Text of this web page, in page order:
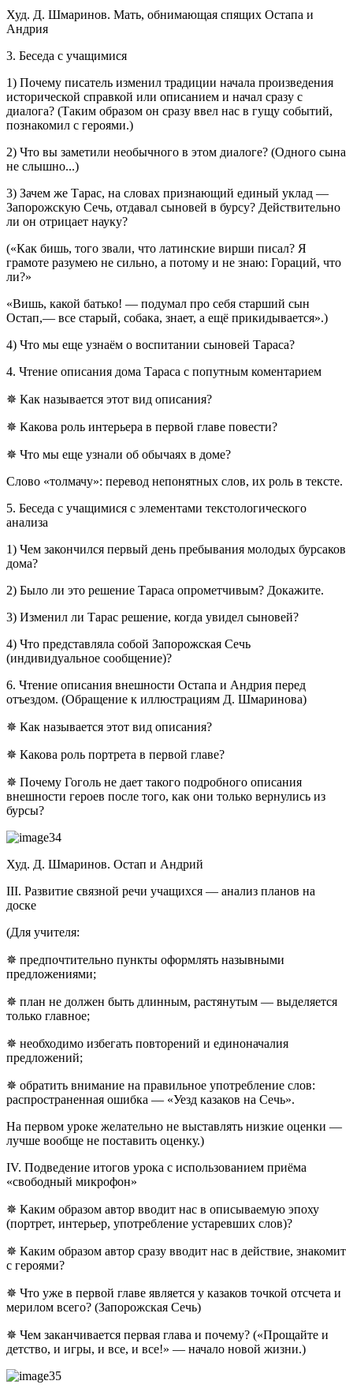
Худ. Д. Шмаринов. Мать, обнимающая спящих Остапа и
Андрия
3. Беседа с учащимися
1) Почему писатель изменил традиции начала произведения
исторической справкой или описанием и начал сразу с
диалога? (Таким образом он сразу ввел нас в гущу событий,
познакомил с героями.)
2) Что вы заметили необычного в этом диалоге? (Одного сына
не слышно...)
3) Зачем же Тарас, на словах признающий единый уклад —
Запорожскую Сечь, отдавал сыновей в бурсу? Действительно
ли он отрицает науку?
(«Как бишь, того звали, что латинские вирши писал? Я
грамоте разумею не сильно, а потому и не знаю: Гораций, что
ли?»
«Вишь, какой батько! — подумал про себя старший сын
Остап,— все старый, собака, знает, а ещё прикидывается».)
4) Что мы еще узнаём о воспитании сыновей Тараса?
4. Чтение описания дома Тараса с попутным коментарием
✵ Как называется этот вид описания?
✵ Какова роль интерьера в первой главе повести?
✵ Что мы еще узнали об обычаях в доме?
Слово «толмачу»: перевод непонятных слов, их роль в тексте.
5. Беседа с учащимися с элементами текстологического
анализа
1) Чем закончился первый день пребывания молодых бурсаков
дома?
2) Было ли это решение Тараса опрометчивым? Докажите.
3) Изменил ли Тарас решение, когда увидел сыновей?
4) Что представляла собой Запорожская Сечь
(индивидуальное сообщение)?
6. Чтение описания внешности Остапа и Андрия перед
отъездом. (Обращение к иллюстрациям Д. Шмаринова)
✵ Как называется этот вид описания?
✵ Какова роль портрета в первой главе?
✵ Почему Гоголь не дает такого подробного описания
внешности героев после того, как они только вернулись из
бурсы?
Худ. Д. Шмаринов. Остап и Андрий
ІІІ. Развитие связной речи учащихся — анализ планов на
доске
(Для учителя:
✵ предпочтительно пункты оформлять назывными
предложениями;
✵ план не должен быть длинным, растянутым — выделяется
только главное;
✵ необходимо избегать повторений и единоначалия
предложений;
✵ обратить внимание на правильное употребление слов:
распространенная ошибка — «Уезд казаков на Сечь».
На первом уроке желательно не выставлять низкие оценки —
лучше вообще не поставить оценку.)
IV. Подведение итогов урока с использованием приёма
«свободный микрофон»
✵ Каким образом автор вводит нас в описываемую эпоху
(портрет, интерьер, употребление устаревших слов)?
✵ Каким образом автор сразу вводит нас в действие, знакомит
с героями?
✵ Что уже в первой главе является у казаков точкой отсчета и
мерилом всего? (Запорожская Сечь)
✵ Чем заканчивается первая глава и почему? («Прощайте и
детство, и игры, и все, и все!» — начало новой жизни.)